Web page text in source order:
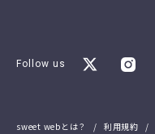
Follow us
sweet webとは？ 利用規約